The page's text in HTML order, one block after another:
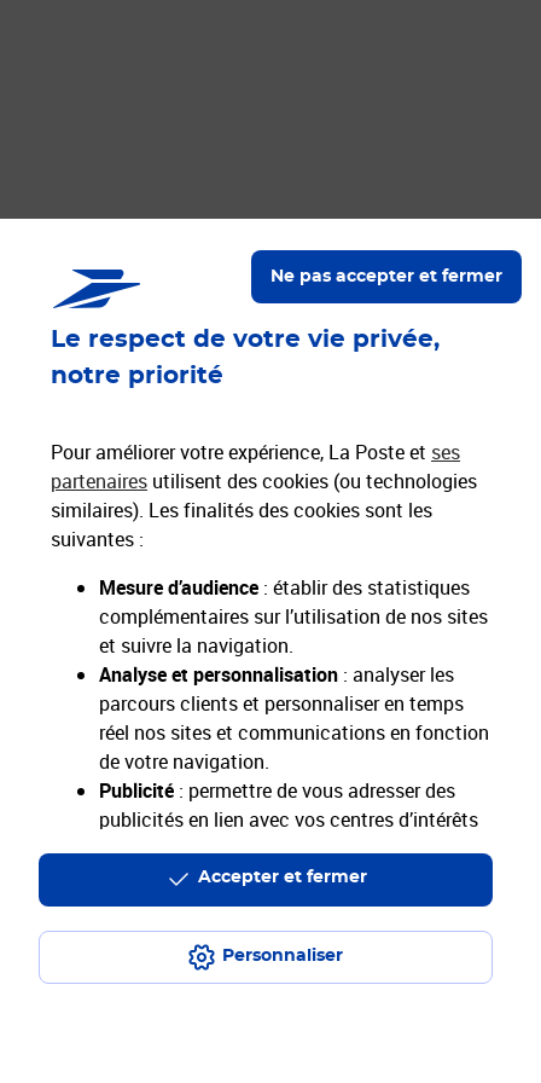
Le respect de votre vie privée,
notre priorité
Pour améliorer votre expérience, La Poste et ses
partenaires utilisent des cookies (ou technologies
similaires). Les finalités des cookies sont les
suivantes :
Mesure d’audience : établir des statistiques
complémentaires sur l’utilisation de nos sites
et suivre la navigation.
Analyse et personnalisation : analyser les
parcours clients et personnaliser en temps
réel nos sites et communications en fonction
de votre navigation.
Publicité : permettre de vous adresser des
publicités en lien avec vos centres d’intérêts
sur notre site et en dehors.
tous les cookies. Le bouton "Ne pas accepter et
fermer" vous permet d'indiquer votre refus et seuls
les cookies nécessaires au fonctionnement du site
Personnaliser
Ne pas accepter et fermer
Accepter et fermer
Oops... une erreur technique est survenue.
Nous sommes désolés, mais cette page est
Retour sur laposte.fr
Identifiant de navigation :bbabe1ef-292e-494e-ad86-354fdeb6ec61
Date de l'événement : 2026-08-08T07:36:45.270Z